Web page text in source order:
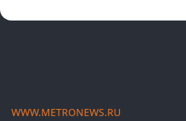
WWW.METRONEWS.RU